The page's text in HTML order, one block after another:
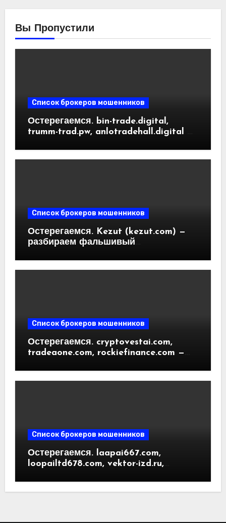
Вы Пропустили
Список брокеров мошенников
Остерегаемся. bin-trade.digital,
trumm-trad.pw, anlotradehall.digital —
криптобирж. Как вернуть деньги.
Список брокеров мошенников
Остерегаемся. Kezut (kezut.com) —
разбираем фальшивый
вернуть деньги. Отзывы
Список брокеров мошенников
Остерегаемся. cryptovestai.com,
tradeaone.com, rockiefinance.com —
Список брокеров мошенников
Остерегаемся. laapai667.com,
loopailtd678.com, vektor-izd.ru,
видом инвест проектов. Отзывы